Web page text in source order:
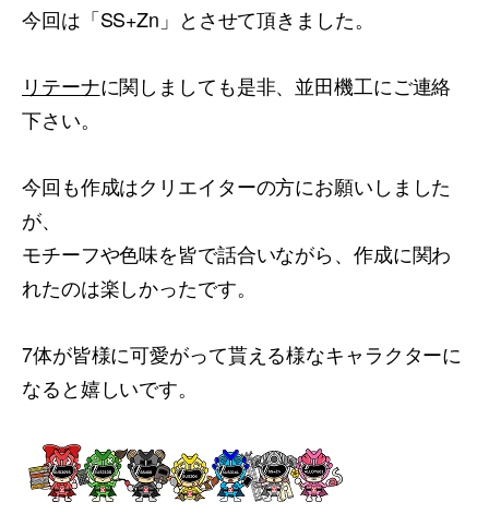
今回は「SS+Zn」とさせて頂きました。
リテーナに関しましても是非、並田機工にご連絡
下さい。
今回も作成はクリエイターの方にお願いしました
が、
モチーフや色味を皆で話合いながら、作成に関わ
れたのは楽しかったです。
7体が皆様に可愛がって貰える様なキャラクターに
なると嬉しいです。